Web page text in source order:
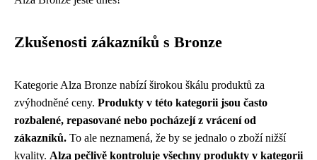
Zkušenosti zákazníků s Bronze
Kategorie Alza Bronze nabízí širokou škálu produktů za
zvýhodněné ceny. Produkty v této kategorii jsou často
rozbalené, repasované nebo pocházejí z vrácení od
zákazníků. To ale neznamená, že by se jednalo o zboží nižší
kvality. Alza pečlivě kontroluje všechny produkty v kategorii